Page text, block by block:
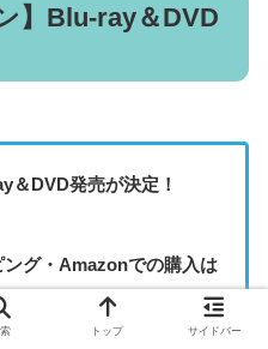
】Blu-ray＆DVD
＆DVD発売が決定！
グ・Amazonでの購入は
トップ サイドバー